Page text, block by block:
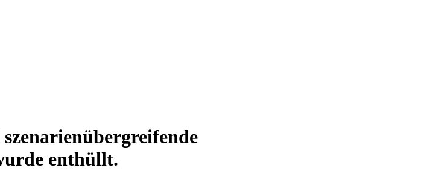
enthüllt.